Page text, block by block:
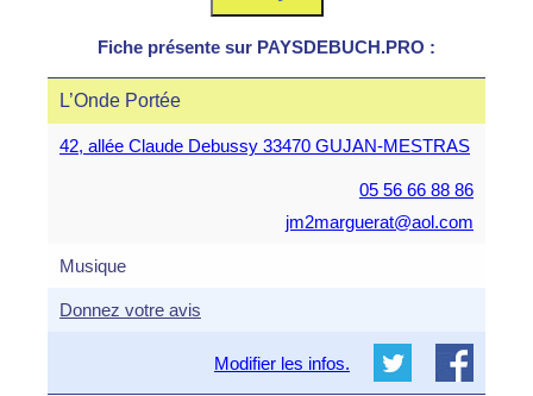
Fiche présente sur PAYSDEBUCH.PRO :
L’Onde Portée
42, allée Claude Debussy 33470 GUJAN-MESTRAS
05 56 66 88 86
jm2marguerat@aol.com
Musique
Donnez votre avis
Modifier les infos.